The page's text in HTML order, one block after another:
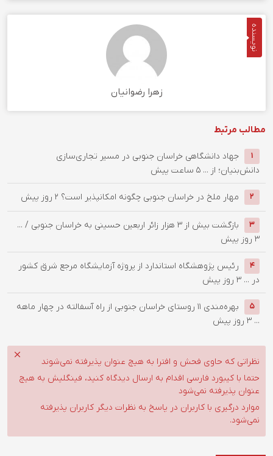
نویسنده
زهرا رضوانیان
مطالب مرتبط
1
جهاد دانشگاهی خراسان جنوبی در مسیر تجاری‌سازی
دانش‌بنیان؛ از ... 5 ساعت پیش
2 ‌مهار ملخ در خراسان جنوبی چگونه امکانپذیر است؟ 2 روز پیش
3
بازگشت بیش از ۳ هزار زائر اربعین حسینی به خراسان جنوبی / ...
3 روز پیش
4
رئیس پژوهشگاه استاندارد از پروژه آزمایشگاه مرجع شرق کشور
در ... 3 روز پیش
5
بهره‌مندی ۱۱ روستای خراسان جنوبی از راه آسفالته در چهار ماهه
... 3 روز پیش
نظراتی که حاوی فحش و افترا به هیچ عنوان پذیرفته نمی‌شوند
حتما با کیبورد فارسی اقدام به ارسال دیدگاه کنید، فینگلیش به هیچ
عنوان پذیرفته نمی‌شود
موارد درگیری با کاربران در پاسخ به نظرات دیگر کاربران پذیرفته
نمی‌شود.